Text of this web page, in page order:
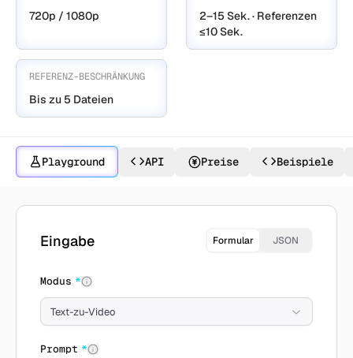
720p / 1080p
2–15 Sek. · Referenzen
≤10 Sek.
REFERENZ-BESCHRÄNKUNG
Bis zu 5 Dateien
Playground API Preise Beispiele
Mit Wan 2.6 erstellen
Eingabe Formular JSON
Modus *
Text-zu-Video
Prompt *